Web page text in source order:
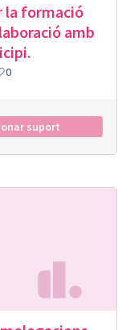
la formació
amb
0
suport